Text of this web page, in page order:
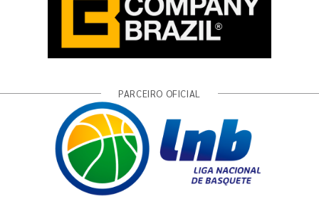
PARCEIRO OFICIAL